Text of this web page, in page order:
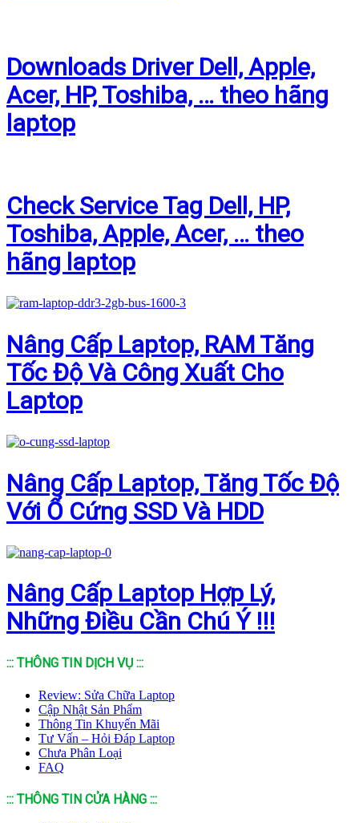
Downloads Driver Dell, Apple,
Acer, HP, Toshiba, … theo hãng
laptop
Check Service Tag Dell, HP,
Toshiba, Apple, Acer, … theo
hãng laptop
Nâng Cấp Laptop, RAM Tăng
Tốc Độ Và Công Xuất Cho
Laptop
Nâng Cấp Laptop, Tăng Tốc Độ
Với Ổ Cứng SSD Và HDD
Nâng Cấp Laptop Hợp Lý,
Những Điều Cần Chú Ý !!!
::: THÔNG TIN DỊCH VỤ :::
Review: Sửa Chữa Laptop
Cập Nhật Sản Phẩm
Thông Tin Khuyến Mãi
Tư Vấn – Hỏi Đáp Laptop
Chưa Phân Loại
FAQ
::: THÔNG TIN CỬA HÀNG :::